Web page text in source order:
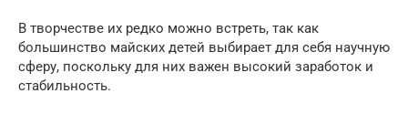
В творчестве их редко можно встреть, так как
большинство майских детей выбирает для себя научную
сферу, поскольку для них важен высокий заработок и
стабильность.